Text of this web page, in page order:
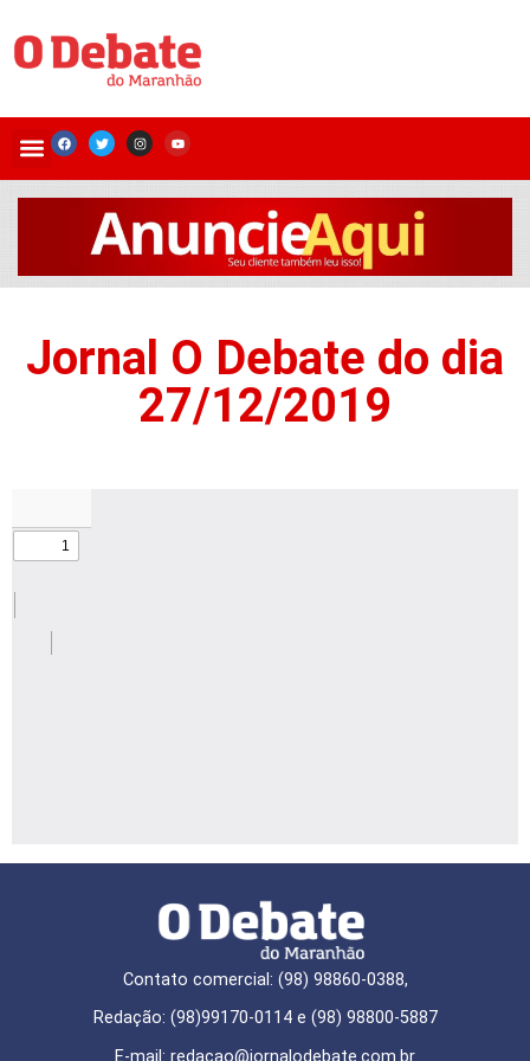
Jornal O Debate do dia
27/12/2019
Contato comercial: (98) 98860-0388,
Redação: (98)99170-0114 e (98) 98800-5887
E-mail: redaçao@jornalodebate.com.br